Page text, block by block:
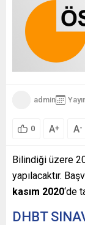
admin
0 A+ A-
Bilindiği üzere
yapılacaktır.
kasım 2020‘de
DHBT